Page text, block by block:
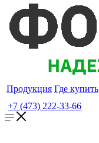
Продукция Где купить
+7 (473) 222-33-66